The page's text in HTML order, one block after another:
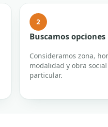
2
Buscamos opciones
Consideramos zona,
modalidad y obra
particular.